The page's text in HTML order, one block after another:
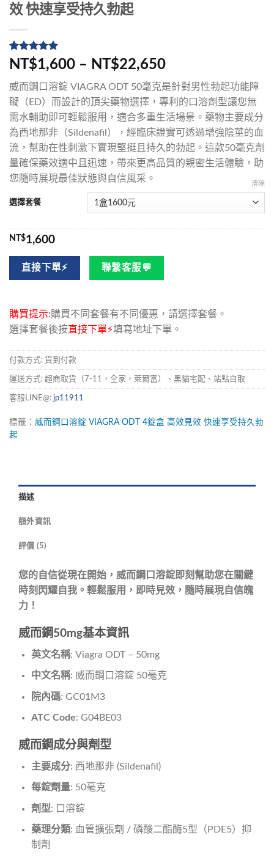
效 快速享受持久勃起
評分5/
5，已有
5
位
顧客進行評
分
NT$1,600 – NT$22,650
威而鋼口溶錠 VIAGRA ODT 50毫克是針對男性勃起功能障
礙（ED）而設計的頂尖藥物選擇，專利的口溶劑型讓您無
需水輔助即可輕鬆服用，適合多重生活場景。藥物主要成分
為西地那非（Sildenafil），經臨床證實可透過增強陰莖的血
流，幫助在性刺激下實現堅挺且持久的勃起。這款50毫克劑
量確保藥效適中且迅速，帶來更高品質的親密生活體驗，助
您隨時展現最佳狀態與自信風采。
選擇套餐
清除
NT$1,600
直接下單⚡ 聯繫客服💬
購買提示:購買不同套餐有不同優惠，請選擇套餐。
選擇套餐後按直接下單⚡填寫地址下單。
付款方式: 貨到付款
運送方式: 超商取貨（7-11，全家，萊爾富）、黑貓宅配、站點自取
客服LINE@: jp11911
標籤： 威而鋼口溶錠 VIAGRA ODT 4錠盒 高效見效 快速享受持久勃
起
描述
額外資訊
評價 (5)
您的自信從現在開始，威而鋼口溶錠即刻幫助您在關鍵
時刻閃耀自我。輕鬆服用，即時見效，隨時展現自信魄
力！
威而鋼50mg基本資訊
英文名稱: Viagra ODT – 50mg
中文名稱: 威而鋼口溶錠 50毫克
院內碼: GC01M3
ATC Code: G04BE03
威而鋼成分與劑型
主要成分: 西地那非 (Sildenafil)
每錠劑量: 50毫克
劑型: 口溶錠
藥理分類: 血管擴張劑 / 磷酸二酯酶5型（PDE5）抑
制劑